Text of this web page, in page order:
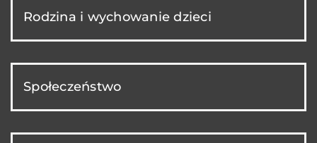
Rodzina i wychowanie dzieci
Społeczeństwo